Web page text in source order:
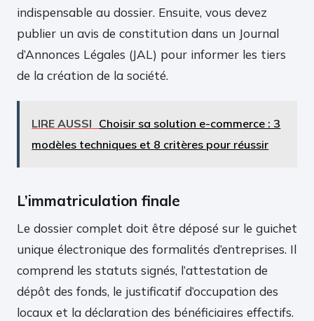
indispensable au dossier. Ensuite, vous devez
publier un avis de constitution dans un Journal
d’Annonces Légales (JAL) pour informer les tiers
de la création de la société.
LIRE AUSSI Choisir sa solution e-commerce : 3
modèles techniques et 8 critères pour réussir
L’immatriculation finale
Le dossier complet doit être déposé sur le guichet
unique électronique des formalités d’entreprises. Il
comprend les statuts signés, l’attestation de
dépôt des fonds, le justificatif d’occupation des
locaux et la déclaration des bénéficiaires effectifs.